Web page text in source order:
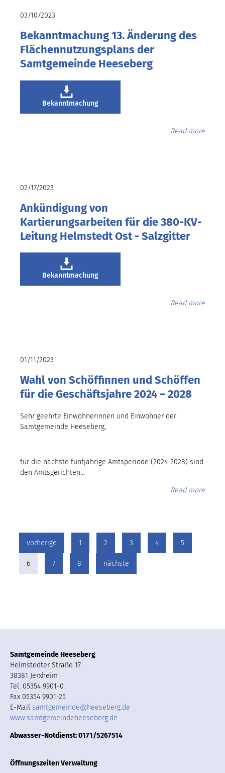
03/10/2023
Bekanntmachung 13. Änderung des
Flächennutzungsplans der
Samtgemeinde Heeseberg
Bekanntmachung
Read more
02/17/2023
Ankündigung von
Kartierungsarbeiten für die 380-KV-
Leitung Helmstedt Ost - Salzgitter
Bekanntmachung
Read more
01/11/2023
Wahl von Schöffinnen und Schöffen
für die Geschäftsjahre 2024 – 2028
Sehr geehrte Einwohnerinnen und Einwohner der
Samtgemeinde Heeseberg,
für die nächste fünfjährige Amtsperiode (2024-2028) sind
den Amtsgerichten…
Read more
vorherige 1 2 3 4 5
6 7 8 nächste
Samtgemeinde Heeseberg
Helmstedter Straße 17
38381 Jerxheim
Tel. 05354 9901-0
Fax 05354 9901-25
E-Mail samtgemeinde@heeseberg.de
www.samtgemeindeheeseberg.de
Abwasser-Notdienst: 0171/5267514
Öffnungszeiten Verwaltung